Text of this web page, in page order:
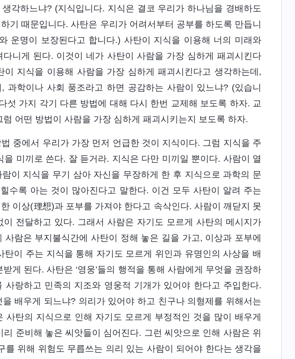
각하느냐? (지식입니다. 지식은 결코 우리가 하나님을 경배하도
기 때문입니다. 사탄은 우리가 어려서부터 공부를 하도록 만듭니
운명이 보장된다고 합니다.) 사탄이 지식을 이용해 너의 미래와
니게 된다. 이것이 네가 사탄이 사람을 가장 심하게 패괴시킨다
지식을 이용해 사람을 가장 심하게 패괴시킨다고 생각하는데,
학이나 사회 풍조라고 하면 공감하는 사람이 있느냐? (있습니
섯 가지 각기 다른 방법에 대해 다시 한번 교제해 보도록 하자. 교
어떤 방법이 사람을 가장 심하게 패괴시키는지 보도록 하자.
중에서 우리가 가장 먼저 언급한 것이 지식이다. 그럼 지식을 주
미끼로 쓴다. 잘 듣거라. 지식은 다만 미끼일 뿐이다. 사람이 열
이 지식을 무기 삼아 자신을 무장하게 한 후 지식으로 과학의 문
수록 아는 것이 많아진다고 말한다. 이건 모두 사탄이 알려 주는
이상(理想)과 포부를 가져야 한다고 속삭인다. 사람이 깨닫지 못
전달하고 있다. 그래서 사람은 자기도 모르게 사탄의 메시지가
람은 부지불식간에 사탄이 정해 놓은 길을 가고, 이상과 포부에
이 주는 지식을 통해 자기도 모르게 위인과 유명인의 사상을 배
게 된다. 사탄은 ‘영웅’들의 행적을 통해 사람에게 무엇을 권장하
랑하고 민족의 지조와 영웅적 기개가 있어야 한다고 주입한다.
배우게 되느냐? 의리가 있어야 하고 친구나 의형제를 위해서는
탄의 지식으로 인해 자기도 모르게 부정적인 것을 많이 배우게
준비해 놓은 씨앗들이 심어진다. 그런 씨앗으로 인해 사람은 위
를 위해 위험도 무릅쓰는 의리 있는 사람이 되어야 한다는 생각을